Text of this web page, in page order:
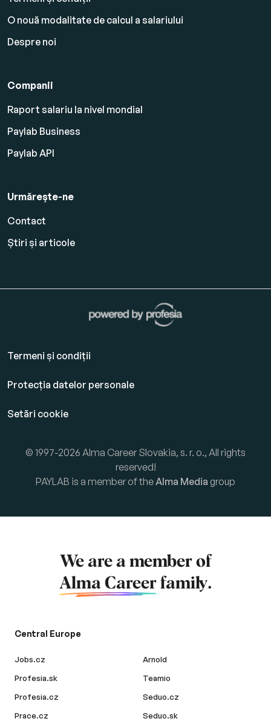
O nouă modalitate de calcul a salariului
Despre noi
Companii
Raport salariu la nivel mondial
Paylab Business
Paylab API
Urmărește-ne
Contact
Știri și articole
Termeni și condiții
Protecția datelor personale
Setări cookie
© 1997-2026 Alma Career Slovakia, s. r. o., All rights
reserved!
PAYLAB is a member of theAlma Media group
We are a member of
Alma Career family.
Central Europe
Jobs.cz
Profesia.sk
Profesia.cz
Prace.cz
Arnold
Teamio
Seduo.cz
Seduo.sk